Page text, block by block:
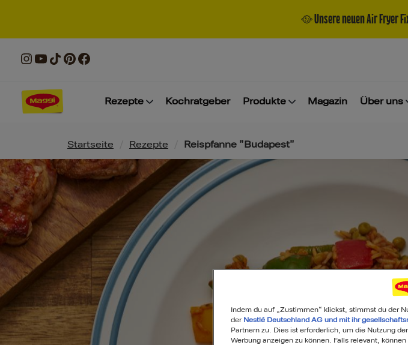
🥘 Unsere neuen Air Fryer
Rezepte Kochratgeber Produkte Magazin Über uns
Pfadnavigation
Startseite Rezepte Reispfanne "Budapest"
Indem du auf „Zustimmen“ klickst, stimmst du der
der Nestlé Deutschland AG und mit ihr
Partnern zu. Dies ist erforderlich, um die Nutzung
Werbung anzeigen zu können. Falls relevant,